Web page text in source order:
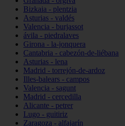
Bizkaia - plentzia
Asturias - valdés
Valencia - burjassot
ávila - piedralaves
Girona - la-jonquera
Cantabria - cabezón-de-liébana
Asturias - lena
Madrid - torrejón-de-ardoz
Illes-balears - campos
Valencia - sagunt
Madrid - cercedilla
Alicante - petrer
Lugo - guitiriz
Zaragoza - alfajarín